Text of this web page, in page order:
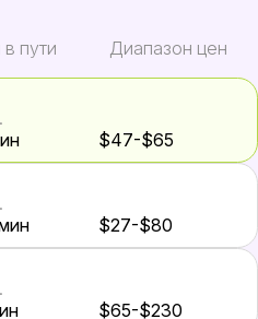
пути Диапазон цен
$47-$65
$27-$80
$65-$230